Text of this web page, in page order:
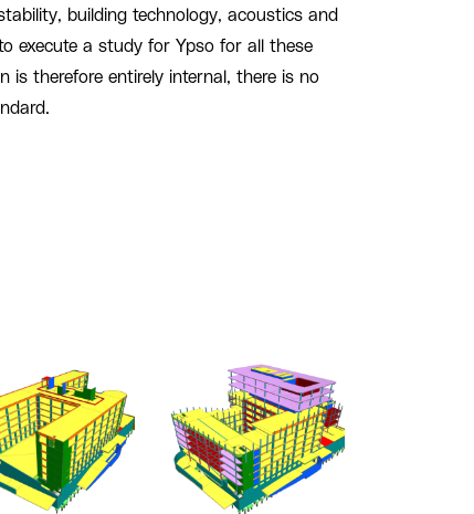
building technology, acoustics and
execute a study for Ypso for all these
is therefore entirely internal, there is no